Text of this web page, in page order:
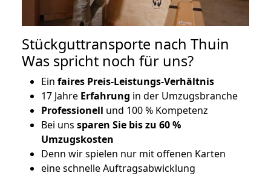
Stückguttransporte nach Thuin
Was spricht noch für uns?
Ein faires Preis-Leistungs-Verhältnis
17 Jahre Erfahrung in der Umzugsbranche
Professionell und 100 % Kompetenz
Bei uns sparen Sie bis zu 60 %
Umzugskosten
Denn wir spielen nur mit offenen Karten
eine schnelle Auftragsabwicklung